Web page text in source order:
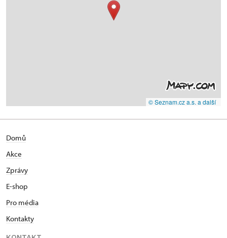
© Seznam.cz a.s. a další
Domů
Akce
Zprávy
E-shop
Pro média
Kontakty